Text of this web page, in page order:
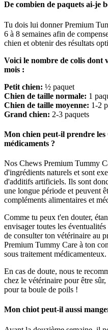
De combien de paquets ai-je
Tu dois lui donner Premium
6 à 8 semaines afin de
chien et obtenir des résultats
Voici le nombre de colis dont
mois :
Petit chien: ½ paquet
Chien de taille normale: 1
Chien de taille moyenne: 1-2
Grand chien: 2-3 paquets
Mon chien peut-il prendre
médicaments ?
Nos Chews Premium Tummy
d'ingrédients naturels et sont
d'additifs artificiels. Ils sont
une longue période et peuvent
compléments alimentaires et
Comme tu peux t'en douter,
envisager toutes les
de consulter ton vétérinaire au
Premium Tummy Care à ton
sous traitement médicamenteux.
En cas de doute, nous te
chez le vétérinaire pour être
pour ta boule de poils !
Mon chiot peut-il aussi